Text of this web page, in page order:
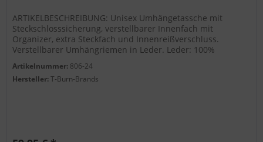
ARTIKELBESCHREIBUNG: Unisex Umhängetassche mit
Steckschlosssicherung, verstellbarer Innenfach mit
Organizer, extra Steckfach und Innenreißverschluss.
Verstellbarer Umhängriemen in Leder. Leder: 100%
Artikelnummer: 806-24
Hersteller:T-Burn-Brands